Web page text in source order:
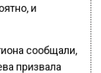
и
сообщали,
призвала